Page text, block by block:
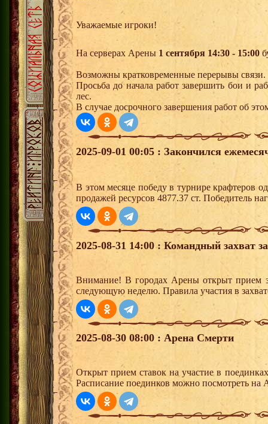
Уважаемые игроки!
На серверах Арены 1 сентября 14:30 - 15:00
Возможны кратковременные перерывы связи.
Просьба до начала работ завершить бои и
лес.
В случае досрочного завершения работ об
2025-09-01 00:05 : Закончился
В этом месяце победу в турнире крафтеров
продажей ресурсов 4877.37 ст. Победитель
2025-08-31 14:00 : Командный захват
Внимание! В городах Арены открыт прием
следующую неделю. Правила участия в
2025-08-30 08:00 : Арена Смерти
Открыт прием ставок на участие в
Расписание поединков можно посмотреть на